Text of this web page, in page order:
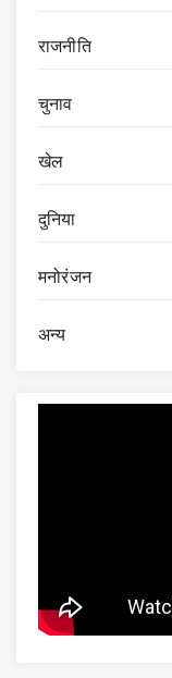
राजनीति
चुनाव
खेल
दुनिया
मनोरंजन
अन्य